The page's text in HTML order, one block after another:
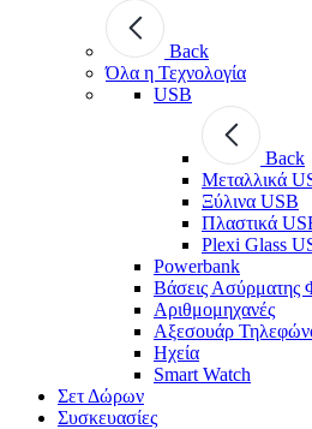
Back
Όλα η Τεχνολογία
USB
Back
Μεταλλικά
Ξύλινα USB
Πλαστικά
Plexi Glass
Powerbank
Βάσεις Ασύρματης
Αριθμομηχανές
Αξεσουάρ
Ηχεία
Smart Watch
Σετ Δώρων
Συσκευασίες